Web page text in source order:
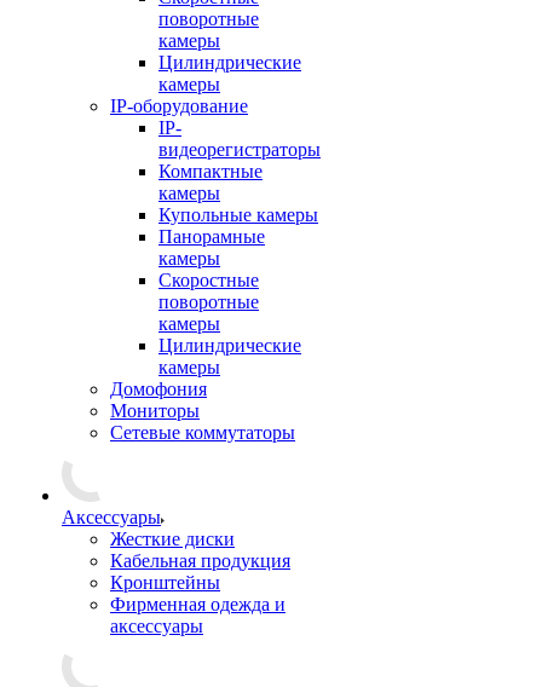
поворотные
камеры
Цилиндрические
камеры
IP-оборудование
IP-
видеорегистраторы
Компактные
камеры
Купольные камеры
Панорамные
камеры
Скоростные
поворотные
камеры
Цилиндрические
камеры
Домофония
Мониторы
Сетевые коммутаторы
Аксессуары
Жесткие диски
Кабельная продукция
Кронштейны
Фирменная одежда и
аксессуары